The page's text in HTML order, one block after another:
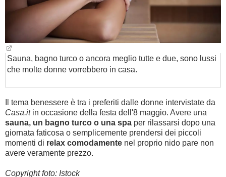
Sauna, bagno turco o ancora meglio tutte e due, sono lussi
che molte donne vorrebbero in casa.
Il tema benessere è tra i preferiti dalle donne intervistate da
Casa.itin occasione della festa dell'8 maggio. Avere una
sauna, un bagno turco o una spa per rilassarsi dopo una
giornata faticosa o semplicemente prendersi dei piccoli
momenti di relax comodamente nel proprio nido pare non
avere veramente prezzo.
Copyright foto: Istock